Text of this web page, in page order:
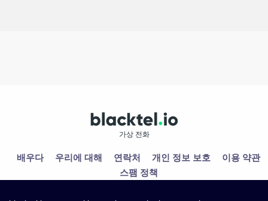
가상 전화
배우다 우리에 대해 연락처 개인 정보 보호
이용 약관
스팸 정책